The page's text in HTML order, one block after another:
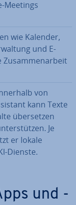
Meetings
wie Kalender,
und E-
Zu­sam­men­ar­beit
von
kann Texte
über­set­zen
Je
er lokale
Dienste.
und -